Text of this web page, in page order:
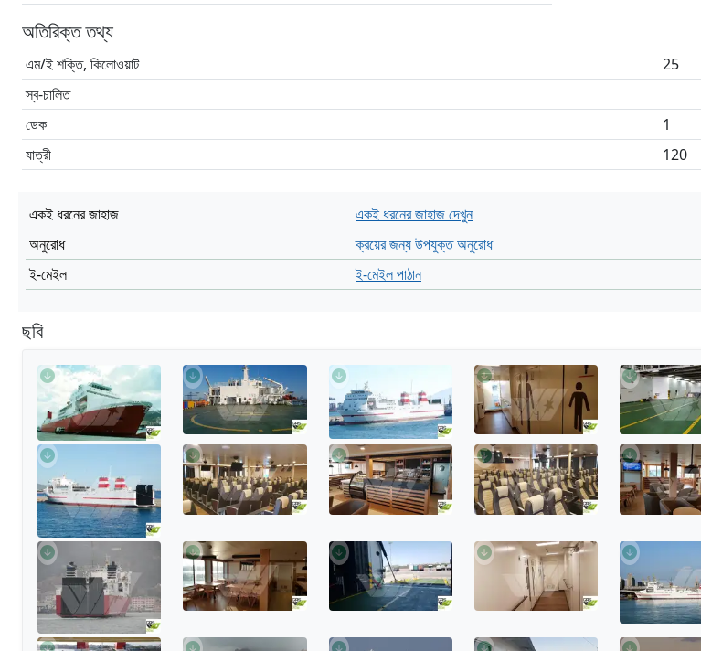
অতিরিক্ত তথ্য
এম/ই শক্তি, কিলোওয়াট
25
স্ব-চালিত
ডেক
1
যাত্রী
120
একই ধরনের জাহাজ
একই ধরনের জাহাজ দেখুন
অনুরোধ
ক্রয়ের জন্য উপযুক্ত অনুরোধ
ই-মেইল
ই-মেইল পাঠান
ছবি